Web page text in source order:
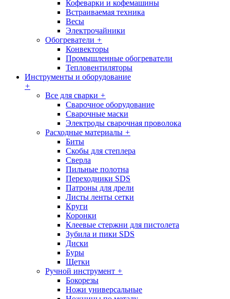
Кофеварки и кофемашины
Встраиваемая техника
Весы
Электрочайники
Обогреватели +
Конвекторы
Промышленные обогреватели
Тепловентиляторы
Инструменты и оборудование
+
Все для сварки +
Сварочное оборудование
Сварочные маски
Электроды сварочная проволока
Расходные материалы +
Биты
Скобы для степлера
Сверла
Пильные полотна
Переходники SDS
Патроны для дрели
Листы ленты сетки
Круги
Коронки
Клеевые стержни для пистолета
Зубила и пики SDS
Диски
Буры
Щетки
Ручной инструмент +
Бокорезы
Ножи универсальные